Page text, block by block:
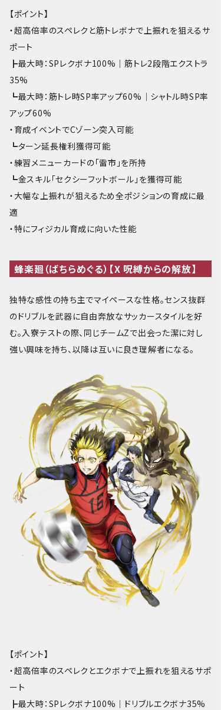
【ポイント】
・超高倍率のスペレクと筋トレボナで上振れを狙えるサ
ポート
┣最大時：SPレクボナ100%｜筋トレ2段階エクストラ
35%
┗最大時：筋トレ時SP率アップ60%｜シャトル時SP率
アップ60%
・育成イベントでCゾーン突入可能
┗ターン延長権利獲得可能
・練習メニューカードの「雷市」を所持
┗金スキル「セクシーフットボール」を獲得可能
・大幅な上振れが狙えるため全ポジションの育成に最
適
・特にフィジカル育成に向いた性能
蜂楽廻（ばちらめぐる）【X 呪縛からの解放】
独特な感性の持ち主でマイペースな性格。センス抜群
のドリブルを武器に自由奔放なサッカースタイルを好
む。入寮テストの際、同じチームZで出会った潔に対し
強い興味を持ち、以降は互いに良き理解者になる。
【ポイント】
・超高倍率のスペレクとエクボナで上振れを狙えるサポ
ート
┣最大時：SPレクボナ100%｜ドリブルエクボナ35%